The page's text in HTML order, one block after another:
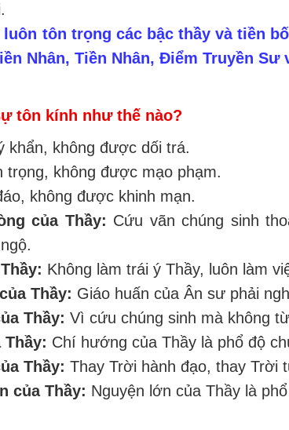
luôn tôn trọng các bậc thầy và tiền
Nhân, Tiền Nhân, Điểm Truyền Sư
tôn kính như thế nào?
khẩn, không được dối trá.
trọng, không được mạo phạm.
không được khinh mạn.
của Thầy: Cứu vãn chúng sinh
Không làm trái ý Thầy, luôn làm
Thầy: Giáo huấn của Ân sư phải
Thầy: Vì cứu chúng sinh mà không
Thầy: Chí hướng của Thầy là phổ độ
Thầy: Thay Trời hành đạo, thay Trời
của Thầy: Nguyện lớn của Thầy là